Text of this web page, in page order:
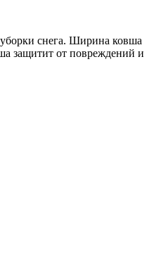
уборки снега. Ширина ковша
защитит от повреждений и